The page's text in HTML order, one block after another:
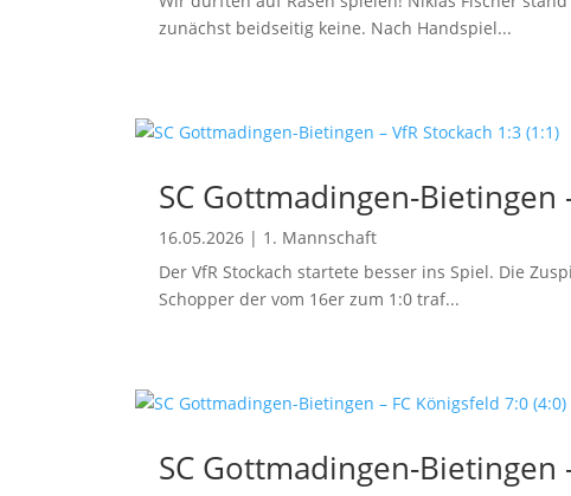
zunächst beidseitig keine. Nach Handspiel...
SC Gottmadingen-Bietingen
16.05.2026 | 1. Mannschaft
Der VfR Stockach startete besser ins Spiel. Die
Schopper der vom 16er zum 1:0 traf...
SC Gottmadingen-Bietingen